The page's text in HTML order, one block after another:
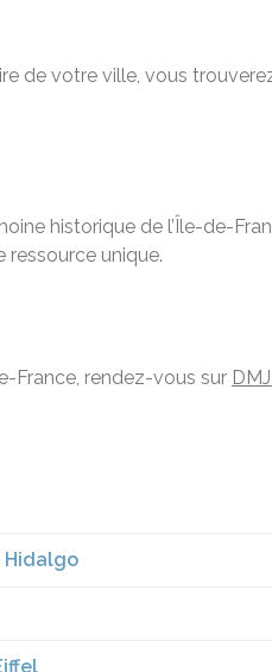
de votre ville, vous
historique de l’Île-de-
unique.
France, rendez-vous sur
Hidalgo